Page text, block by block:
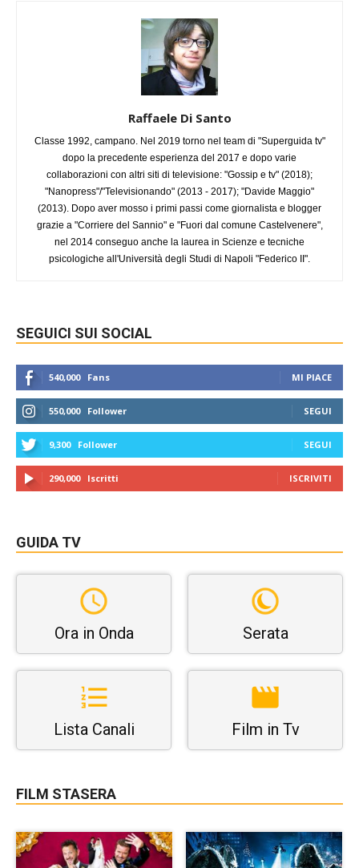
Raffaele Di Santo
Classe 1992, campano. Nel 2019 torno nel team di "Superguida tv"
dopo la precedente esperienza del 2017 e dopo varie
collaborazioni con altri siti di televisione: "Gossip e tv" (2018);
"Nanopress"/"Televisionando" (2013 - 2017); "Davide Maggio"
(2013). Dopo aver mosso i primi passi come giornalista e blogger
grazie a "Corriere del Sannio" e "Fuori dal comune Castelvenere",
nel 2014 conseguo anche la laurea in Scienze e tecniche
psicologiche all'Università degli Studi di Napoli "Federico II".
SEGUICI SUI SOCIAL
540,000 Fans MI PIACE
550,000 Follower SEGUI
9,300 Follower SEGUI
290,000 Iscritti ISCRIVITI
GUIDA TV
Ora in Onda Serata
Lista Canali Film in Tv
FILM STASERA